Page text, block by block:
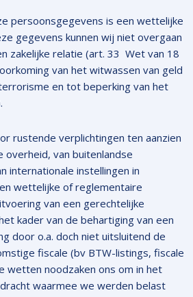
persoonsgegevens is een wettelijke
gegevens kunnen wij niet overgaan
zakelijke relatie (art. 33 Wet van 18
van het witwassen van geld
en tot beperking van het
rustende verplichtingen ten aanzien
overheid, van buitenlandse
internationale instellingen in
wettelijke of reglementaire
van een gerechtelijke
kader van de behartiging van een
door o.a. doch niet uitsluitend de
fiscale (bv BTW-listings, fiscale
wetten noodzaken ons om in het
waarmee we werden belast